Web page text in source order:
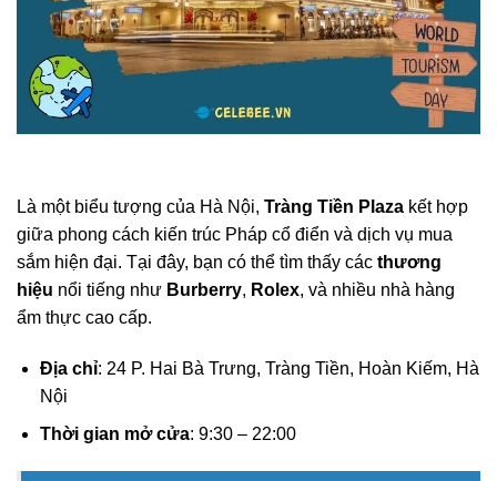
Là một biểu tượng của Hà Nội, Tràng Tiền Plaza kết hợp
giữa phong cách kiến trúc Pháp cổ điển và dịch vụ mua
sắm hiện đại. Tại đây, bạn có thể tìm thấy các thương
hiệu nổi tiếng như Burberry, Rolex, và nhiều nhà hàng
ẩm thực cao cấp.
Địa chỉ: 24 P. Hai Bà Trưng, Tràng Tiền, Hoàn Kiếm, Hà
Nội
Thời gian mở cửa: 9:30 – 22:00